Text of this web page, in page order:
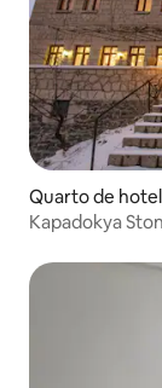
Quarto de
Kapadokya